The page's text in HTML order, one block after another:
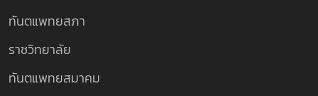
ทันตแพทยสภา
ราชวิทยาลัย
ทันตแพทยสมาคม